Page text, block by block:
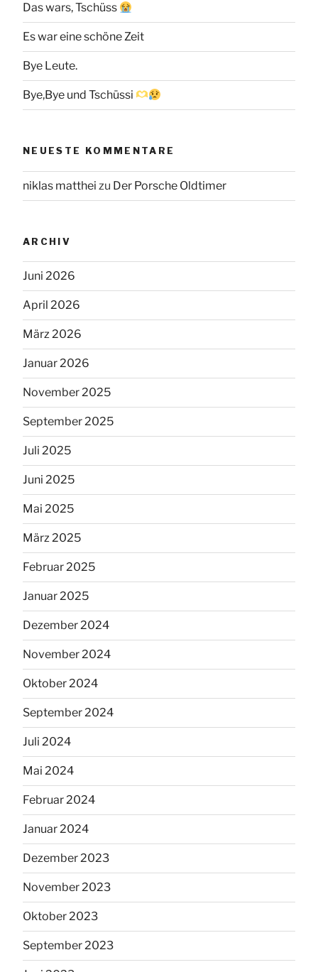
Das wars, Tschüss
Es war eine schöne Zeit
Bye Leute.
Bye,Bye und Tschüssi
NEUESTE KOMMENTARE
niklas matthei zu Der Porsche Oldtimer
ARCHIV
Juni 2026
April 2026
März 2026
Januar 2026
November 2025
September 2025
Juli 2025
Juni 2025
Mai 2025
März 2025
Februar 2025
Januar 2025
Dezember 2024
November 2024
Oktober 2024
September 2024
Juli 2024
Mai 2024
Februar 2024
Januar 2024
Dezember 2023
November 2023
Oktober 2023
September 2023